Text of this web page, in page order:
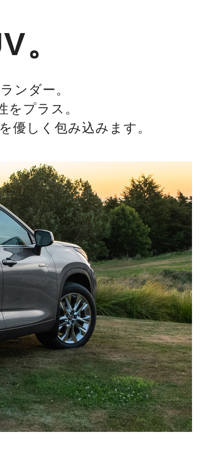
。
ンダー。
プラス。
優しく包み込みます。